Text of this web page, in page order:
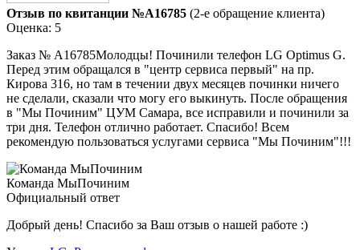
Отзыв по квитанции №A16785 (2-е обращение клиента)
Оценка: 5
Заказ № А16785Молодцы! Починили телефон LG Optimus G.
Перед этим обращался в "центр сервиса первый" на пр.
Кирова 316, но там в течении двух месяцев починки ничего
не сделали, сказали что могу его выкинуть. После обращения
в "Мы Починим" ЦУМ Самара, все исправили и починили за
три дня. Телефон отлично работает. Спасибо! Всем
рекомендую пользоваться услугами сервиса "Мы Починим"!!!
Команда МыПочиним
Официальный ответ
Добрый день! Спасибо за Ваш отзыв о нашей работе :)